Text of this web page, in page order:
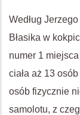
Według
Błasika w
numer 1
ciała aż 13
osób fizycznie
samolotu, z